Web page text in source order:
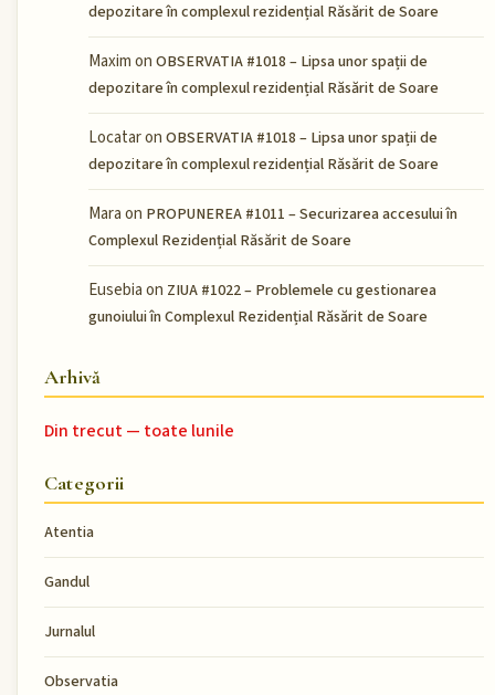
depozitare în complexul rezidențial Răsărit de Soare
Maximon OBSERVATIA #1018 – Lipsa unor spații de
depozitare în complexul rezidențial Răsărit de Soare
Locataron OBSERVATIA #1018 – Lipsa unor spații de
depozitare în complexul rezidențial Răsărit de Soare
Maraon PROPUNEREA #1011 – Securizarea accesului în
Complexul Rezidențial Răsărit de Soare
Eusebiaon ZIUA #1022 – Problemele cu gestionarea
gunoiului în Complexul Rezidențial Răsărit de Soare
Arhivă
Din trecut — toate lunile
Categorii
Atentia
Gandul
Jurnalul
Observatia